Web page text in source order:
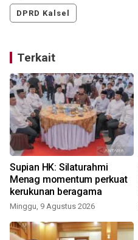
DPRD Kalsel
Terkait
Supian HK: Silaturahmi
Menag momentum perkuat
kerukunan beragama
Minggu, 9 Agustus 2026